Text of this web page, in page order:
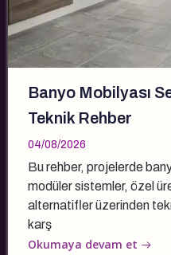
Banyo Mobilyası
Teknik Rehber
04/08/2026
Bu rehber, projelerde
modüler sistemler, özel
alternatifler üzerinden
karş
Okumaya devam et